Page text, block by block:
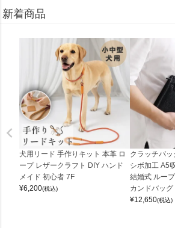
新着商品
犬用リード 手作りキット 本革 ロ
ープ レザークラフト DIY ハンド
メイド 初心者 7F
¥6,200(税込)
クラッチバ
シボ加工 A5
結婚式 ルー
カンドバッグ
¥12,650(税込)